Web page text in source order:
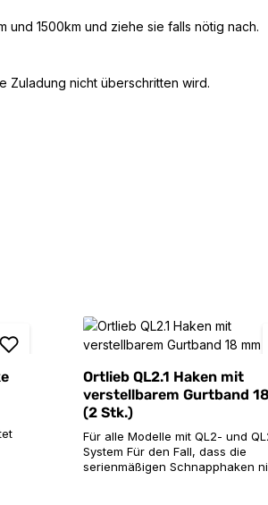
1500km und ziehe sie falls nötig nach.
Zuladung nicht überschritten wird.
Ortlieb QL2.1 Haken mit
verstellbarem Gurtband
(2 Stk.)
Für alle Modelle mit QL2- und
System Für den Fall, dass die
serienmäßigen Schnapphaken